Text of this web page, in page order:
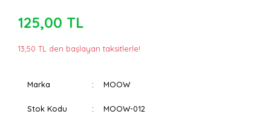
125,00 TL
13,50 TL den başlayan taksitlerle!
Marka MOOW
Stok Kodu MOOW-012